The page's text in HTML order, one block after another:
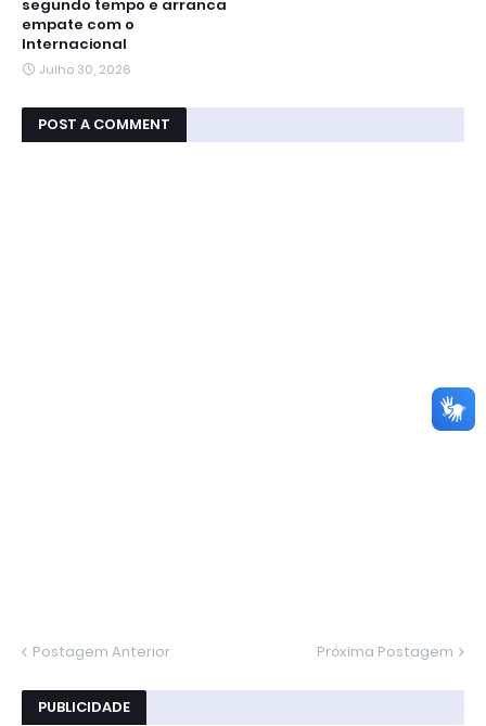
segundo tempo e arranca
empate com o
Internacional
Julho 30, 2026
POST A COMMENT
Postagem Anterior Próxima Postagem
PUBLICIDADE